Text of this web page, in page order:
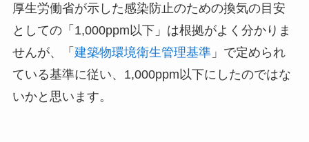
厚生労働省が示した感染防止のための換気の目安
としての「1,000ppm以下」は根拠がよく分かりま
せんが、
「 建築物環境衛生管理基準」で定められ
ている基準に従い、1,000ppm以下にしたのではな
いかと思います。